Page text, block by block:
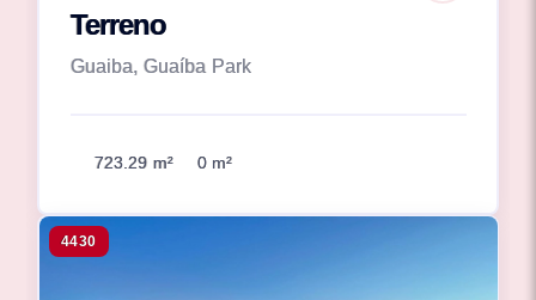
Terreno
Guaiba, Guaíba Park
723.29 m² 0 m²
4430